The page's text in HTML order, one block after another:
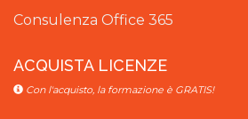
Consulenza Office 365
ACQUISTA LICENZE
Con l'acquisto, la formazione è GRATIS!